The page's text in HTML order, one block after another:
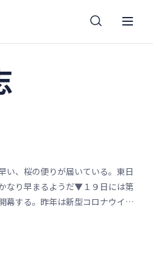
い、桜の便りが届いている。東日
なり早まるようだ▼１９日には第
幕する。昨年は新型コロナウイル
れたため、２年ぶりの開催。開会